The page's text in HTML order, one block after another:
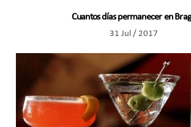
Cuantos días permanecer en
31 Jul / 2017